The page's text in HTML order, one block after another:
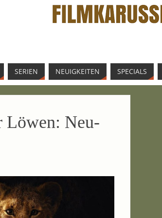
SERI­EN NEU­IG­KEI­TEN SPE­CIALS
Löwen: Neu­